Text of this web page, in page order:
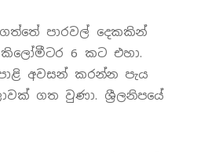
පාරවල් දෙකකින්
6 කට එහා.
අවසන් කරන්න පැය
ගත වුණා. ශ්‍රීලනිපයේ